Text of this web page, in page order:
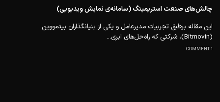
چالش‌های صنعت استریمینگ (سامانه‌ی نمایش ویدیویی)
این مقاله برطبق تجربیات مدیر‌عامل و یکی از بنیانگذاران بیتمووین
(Bitmovin)، شرکتی که راه‌حل‌های ابری...
1 COMMENT